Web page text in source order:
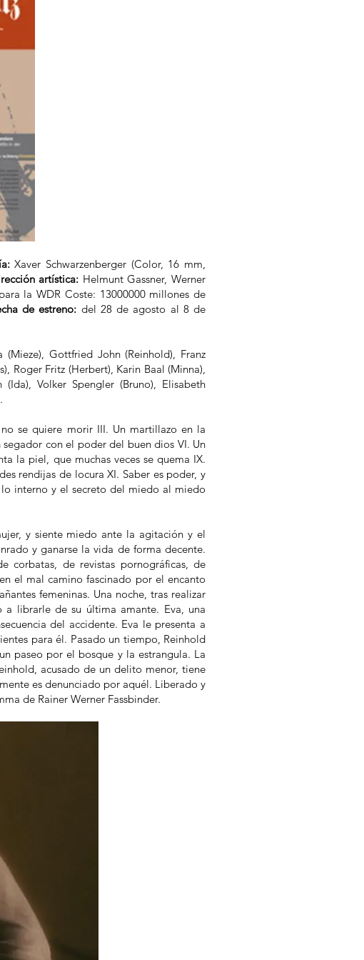
Xaver Schwarzenberger (Color, 16 mm,
artística: Helmunt Gassner, Werner
la WDR Coste: 13000000 millones de
de estreno: del 28 de agosto al 8 de
(Mieze), Gottfried John (Reinhold), Franz
Roger Fritz (Herbert), Karin Baal (Minna),
Volker Spengler (Bruno), Elisabeth
se quiere morir III. Un martillazo en la
con el poder del buen dios VI. Un
la piel, que muchas veces se quema IX.
rendijas de locura XI. Saber es poder, y
interno y el secreto del miedo al miedo
y siente miedo ante la agitación y el
y ganarse la vida de forma decente.
corbatas, de revistas pornográficas, de
el mal camino fascinado por el encanto
femeninas. Una noche, tras realizar
librarle de su última amante. Eva, una
del accidente. Eva le presenta a
para él. Pasado un tiempo, Reinhold
paseo por el bosque y la estrangula. La
acusado de un delito menor, tiene
es denunciado por aquél. Liberado y
de Rainer Werner Fassbinder.